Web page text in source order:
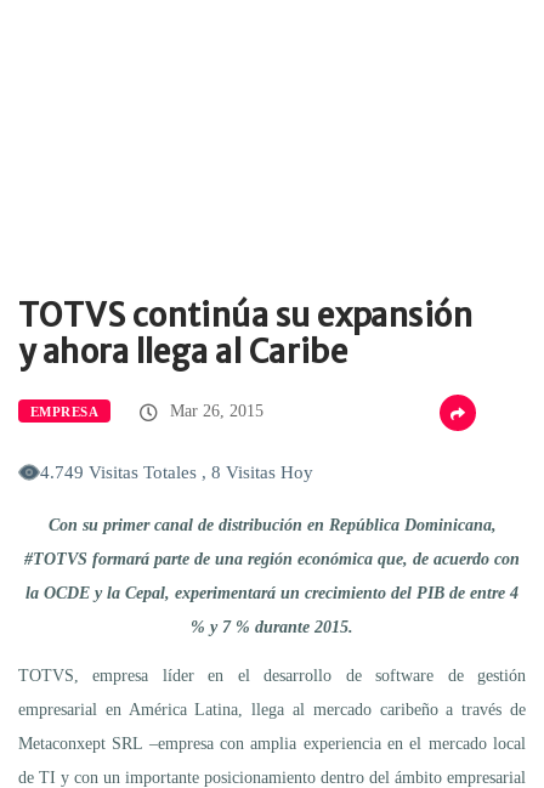
TOTVS continúa su expansión
y ahora llega al Caribe
EMPRESA Mar 26, 2015
4.749 Visitas Totales , 8 Visitas Hoy
Con su primer canal de distribución en República Dominicana,
#TOTVS formará parte de una región económica que, de acuerdo con
la OCDE y la Cepal, experimentará un crecimiento del PIB de entre 4
% y 7 % durante 2015.
TOTVS, empresa líder en el desarrollo de software de gestión
empresarial en América Latina, llega al mercado caribeño a través de
Metaconxept SRL –empresa con amplia experiencia en el mercado local
de TI y con un importante posicionamiento dentro del ámbito empresarial